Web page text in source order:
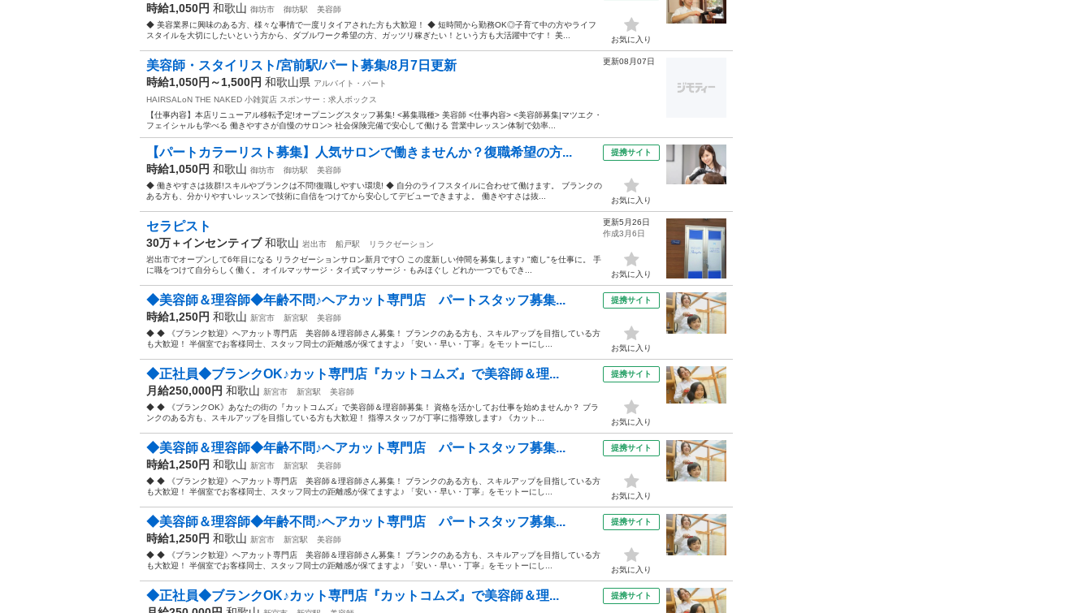
時給1,050円 和歌山 御坊市 御坊駅
美容師
◆ 美容業界に興味のある方、様々な事情で一度リタイアされた方も大歓迎！ ◆ 短時間から勤務OK◎子育て中の方やライフ
スタイルを大切にしたいという方から、ダブルワーク希望の方、ガッツリ稼ぎたい！という方も大活躍中です！ 美...
お気に入り
美容師・スタイリスト/宮前駅/パート募集/8月7日更新
時給1,050円～1,500円 和歌山県 アルバイト・パート
HAIRSALoN THE NAKED 小雑賀店 スポンサー：求人ボックス
【仕事内容】本店リニューアル移転予定!オープニングスタッフ募集! <募集職種> 美容師 <仕事内容> <美容師募集|マツエク・
フェイシャルも学べる 働きやすさが自慢のサロン> 社会保険完備で安心して働ける 営業中レッスン体制で効率...
更新08月07日
【パートカラーリスト募集】人気サロンで働きませんか？復職希望の方...
時給1,050円 和歌山 御坊市 御坊駅
美容師
◆ 働きやすさは抜群!スキルやブランクは不問!復職しやすい環境! ◆ 自分のライフスタイルに合わせて働けます。 ブランクの
ある方も、分かりやすいレッスンで技術に自信をつけてから安心してデビューできますよ。 働きやすさは抜...
提携サイト
お気に入り
セラピスト
30万＋インセンティブ 和歌山 岩出市 船戸駅
リラクゼーション
岩出市でオープンして6年目になる リラクゼーションサロン新月です🌕 この度新しい仲間を募集します♪ "癒し"を仕事に。 手
に職をつけて自分らしく働く。 オイルマッサージ・タイ式マッサージ・もみほぐし どれか一つでもでき...
更新5月26日
作成3月6日
お気に入り
◆美容師＆理容師◆年齢不問♪ヘアカット専門店 パートスタッフ募集...
時給1,250円 和歌山 新宮市 新宮駅
美容師
◆ ◆ 《ブランク歓迎》ヘアカット専門店 美容師＆理容師さん募集！ ブランクのある方も、スキルアップを目指している方
も大歓迎！ 半個室でお客様同士、スタッフ同士の距離感が保てますよ♪ 「安い・早い・丁寧」をモットーにし...
提携サイト
お気に入り
◆正社員◆ブランクOK♪カット専門店『カットコムズ』で美容師＆理...
月給250,000円 和歌山 新宮市 新宮駅
美容師
◆ ◆ 《ブランクOK》あなたの街の『カットコムズ』で美容師＆理容師募集！ 資格を活かしてお仕事を始めませんか？ ブラ
ンクのある方も、スキルアップを目指している方も大歓迎！ 指導スタッフが丁寧に指導致します♪ 《カット...
提携サイト
お気に入り
◆美容師＆理容師◆年齢不問♪ヘアカット専門店 パートスタッフ募集...
時給1,250円 和歌山 新宮市 新宮駅
美容師
◆ ◆ 《ブランク歓迎》ヘアカット専門店 美容師＆理容師さん募集！ ブランクのある方も、スキルアップを目指している方
も大歓迎！ 半個室でお客様同士、スタッフ同士の距離感が保てますよ♪ 「安い・早い・丁寧」をモットーにし...
提携サイト
お気に入り
◆美容師＆理容師◆年齢不問♪ヘアカット専門店 パートスタッフ募集...
時給1,250円 和歌山 新宮市 新宮駅
美容師
◆ ◆ 《ブランク歓迎》ヘアカット専門店 美容師＆理容師さん募集！ ブランクのある方も、スキルアップを目指している方
も大歓迎！ 半個室でお客様同士、スタッフ同士の距離感が保てますよ♪ 「安い・早い・丁寧」をモットーにし...
提携サイト
お気に入り
◆正社員◆ブランクOK♪カット専門店『カットコムズ』で美容師＆理... 提携サイト